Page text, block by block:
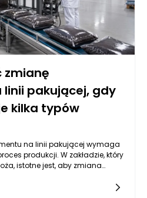
zmianę
pakującej, gdy
kilka typów
na linii pakującej wymaga
produkcji. W zakładzie, który
istotne jest, aby zmiana